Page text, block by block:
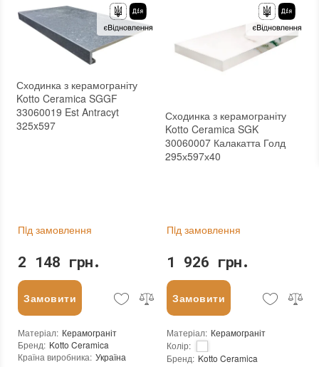
Сходинка з керамограніту
Kotto Ceramica SGGF
33060019 Est Antracyt
325x597
Пiд замовлення
2 148 грн.
Замовити
Матеріал: Керамограніт
Бренд: Kotto Ceramica
Країна виробника: Україна
Сходинка з керамограніту
Kotto Ceramica SGK
30060007 Калакатта Голд
295х597х40
Пiд замовлення
1 926 грн.
Замовити
Матеріал: Керамограніт
Колір:
Бренд: Kotto Ceramica